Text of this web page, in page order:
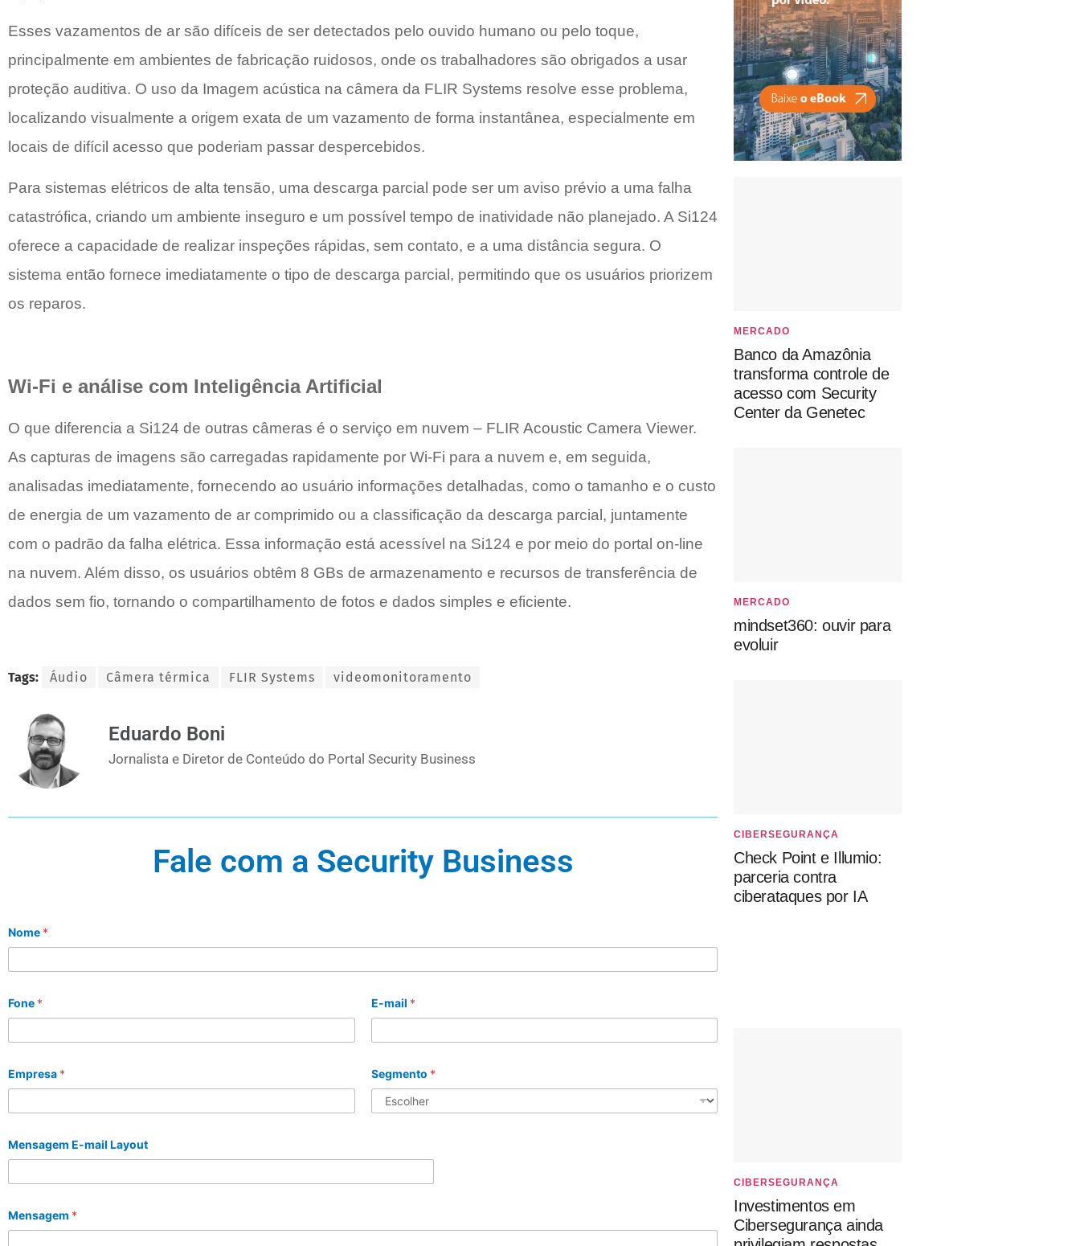
Esses vazamentos de ar são difíceis de ser detectados pelo ouvido humano ou pelo toque,
principalmente em ambientes de fabricação ruidosos, onde os trabalhadores são obrigados a usar
proteção auditiva. O uso da Imagem acústica na câmera da FLIR Systems resolve esse problema,
localizando visualmente a origem exata de um vazamento de forma instantânea, especialmente em
locais de difícil acesso que poderiam passar despercebidos.
Para sistemas elétricos de alta tensão, uma descarga parcial pode ser um aviso prévio a uma falha
catastrófica, criando um ambiente inseguro e um possível tempo de inatividade não planejado. A Si124
oferece a capacidade de realizar inspeções rápidas, sem contato, e a uma distância segura. O
sistema então fornece imediatamente o tipo de descarga parcial, permitindo que os usuários priorizem
os reparos.
Wi-Fi e análise com Inteligência Artificial
O que diferencia a Si124 de outras câmeras é o serviço em nuvem – FLIR Acoustic Camera Viewer.
As capturas de imagens são carregadas rapidamente por Wi-Fi para a nuvem e, em seguida,
analisadas imediatamente, fornecendo ao usuário informações detalhadas, como o tamanho e o custo
de energia de um vazamento de ar comprimido ou a classificação da descarga parcial, juntamente
com o padrão da falha elétrica. Essa informação está acessível na Si124 e por meio do portal on-line
na nuvem. Além disso, os usuários obtêm 8 GBs de armazenamento e recursos de transferência de
dados sem fio, tornando o compartilhamento de fotos e dados simples e eficiente.
Tags: Áudio Câmera térmica FLIR Systems videomonitoramento
Eduardo Boni
Jornalista e Diretor de Conteúdo do Portal Security Business
Fale com a Security Business
Nome *
Fone * E-mail *
Empresa * Segmento *
Mensagem E-mail Layout
Mensagem *
MERCADO
Banco da Amazônia
transforma controle de
acesso com Security
Center da Genetec
MERCADO
mindset360: ouvir para
evoluir
CIBERSEGURANÇA
Check Point e Illumio:
parceria contra
ciberataques por IA
CIBERSEGURANÇA
Investimentos em
Cibersegurança ainda